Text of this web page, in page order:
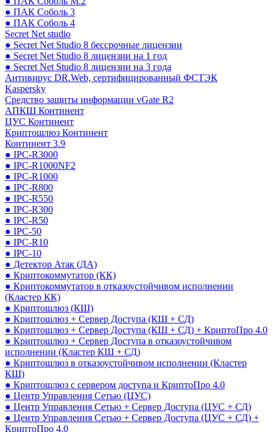
● ПАК Соболь 3
● ПАК Соболь 4
Secret Net studio
● Secret Net Studio 8 бессрочные лицензии
● Secret Net Studio 8 лицензии на 1 год
● Secret Net Studio 8 лицензии на 3 года
Антивирус DR.Web, сертифицированный ФСТЭК
Kaspersky
Средство защиты информации vGate R2
АПКШ Континент
ЦУС Континент
Криптошлюз Континент
Континент 3.9
● IPC-R3000
● IPC-R1000NF2
● IPC-R1000
● IPC-R800
● IPC-R550
● IPC-R300
● IPC-R50
● IPC-50
● IPC-R10
● IPC-10
● Детектор Атак (ДА)
● Криптокоммутатор (КК)
● Криптокоммутатор в отказоустойчивом исполнении
(Кластер КК)
● Криптошлюз (КШ)
● Криптошлюз + Сервер Доступа (КШ + СД)
● Криптошлюз + Сервер Доступа (КШ + СД) + КриптоПро 4.0
● Криптошлюз + Сервер Доступа в отказоустойчивом
исполнении (Кластер КШ + СД)
● Криптошлюз в отказоустойчивом исполнении (Кластер
КШ)
● Криптошлюз с сервером доступа и КриптоПро 4.0
● Центр Управления Сетью (ЦУС)
● Центр Управления Сетью + Сервер Доступа (ЦУС + СД)
● Центр Управления Сетью + Сервер Доступа (ЦУС + СД) +
КриптоПро 4.0